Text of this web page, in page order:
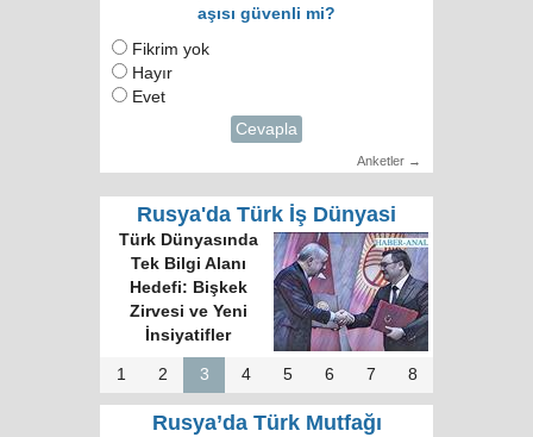
aşısı güvenli mi?
Fikrim yok
Hayır
Evet
Cevapla
Anketler →
Rusya'da Türk İş Dünyasi
Türk Dünyasında
Tek Bilgi Alanı
Hedefi: Bişkek
Zirvesi ve Yeni
İnsiyatifler
1 2 3 4 5 6 7 8
Rusya’da Türk Mutfağı